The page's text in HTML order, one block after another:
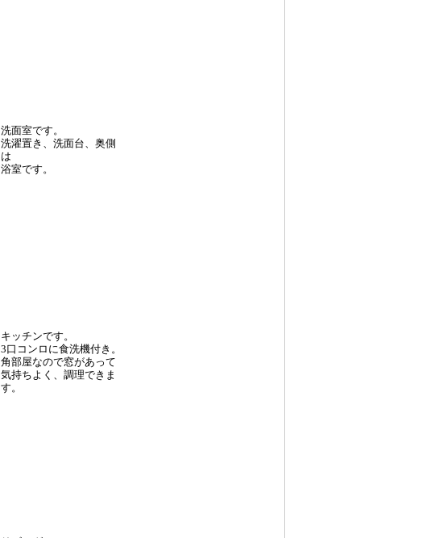
洗面室です。
洗濯置き、洗面台、奥側
は
浴室です。
キッチンです。
3口コンロに食洗機付き。
角部屋なので窓があって
気持ちよく、調理できま
す。